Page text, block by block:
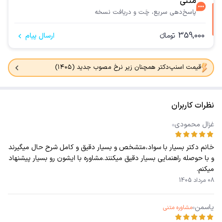
پاسخ‌دهی سریع، چَت و دریافت نسخه
359,000 تومانء ارسال پیام
قیمت اسنپ‌دکتر همچنان زیر نرخ مصوب جدید (۱۴۰۵)
نظرات کاربران
غزال محمودی
خانم دکتر بسیار با سواد،متشخص و بسیار دقیق و کامل شرح حال میگیرند
و با حوصله راهنمایی بسیار دقیق میکنند.مشاوره با ایشون رو بسیار پیشنهاد
میکنم.
08 مرداد 1405
یاسمن مشاوره متنی